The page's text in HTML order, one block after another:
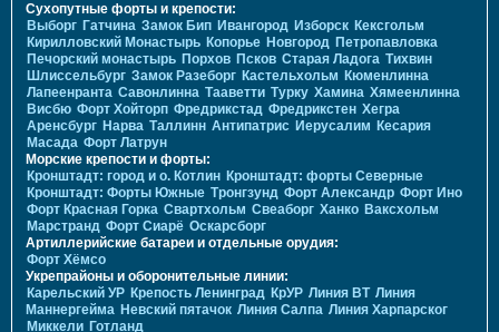
Сухопутные форты и крепости:
Выборг Гатчина Замок Бип Ивангород Изборск Кексгольм
Кирилловский Монастырь Копорье Новгород Петропавловка
Печорcкий монастырь Порхов Псков Старая Ладога Тихвин
Шлиссельбург Замок Разеборг Кастельхольм Кюменлинна
Лапеенранта Савонлинна Тааветти Турку Хамина Хямеенлинна
Висбю Форт Хойторп Фредрикстад Фредрикстен Хегра
Аренсбург Нарва Таллинн Антипатрис Иерусалим Кесария
Масада Форт Латрун
Морские крепости и форты:
Кронштадт: город и о. Котлин Кронштадт: форты Северные
Кронштадт: Форты Южные Тронгзунд Форт Александр Форт Ино
Форт Красная Горка Свартхольм Свеаборг Ханко Ваксхольм
Марстранд Форт Сиарё Оскарсборг
Артиллерийские батареи и отдельные орудия:
Форт Хёмсо
Укрепрайоны и оборонительные линии:
Карельский УР Крепость Ленинград КрУР Линия ВТ Линия
Маннергейма Невский пятачок Линия Салпа Линия Харпарског
Миккели Готланд